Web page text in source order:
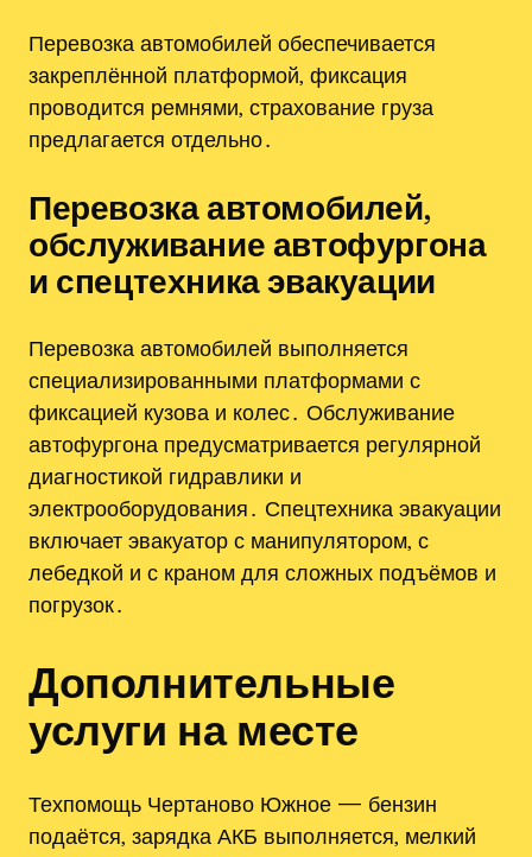
Перевозка автомобилей обеспечивается
закреплённой платформой‚ фиксация
проводится ремнями‚ страхование груза
предлагается отдельно․
Перевозка автомобилей‚
обслуживание автофургона
и спецтехника эвакуации
Перевозка автомобилей выполняется
специализированными платформами с
фиксацией кузова и колес․ Обслуживание
автофургона предусматривается регулярной
диагностикой гидравлики и
электрооборудования․ Спецтехника эвакуации
включает эвакуатор с манипулятором‚ с
лебедкой и с краном для сложных подъёмов и
погрузок․
Дополнительные
услуги на месте
Техпомощь Чертаново Южное — бензин
подаётся‚ зарядка АКБ выполняется‚ мелкий